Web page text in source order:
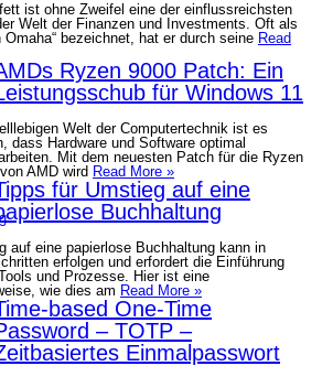
ist ohne Zweifel eine der einflussreichsten
Welt der Finanzen und Investments. Oft als
Omaha“ bezeichnet, hat er durch seine Read
Ryzen 9000 Patch: Ein
für Windows 11
Welt der Computertechnik ist es
dass Hardware und Software optimal
Mit dem neuesten Patch für die Ryzen
AMD wird Read More »
für Umstieg auf eine
Buchhaltung
auf eine papierlose Buchhaltung kann in
erfolgen und erfordert die Einführung
und Prozesse. Hier ist eine
wie dies am Read More »
based One-Time
– TOTP –
Einmalpasswort